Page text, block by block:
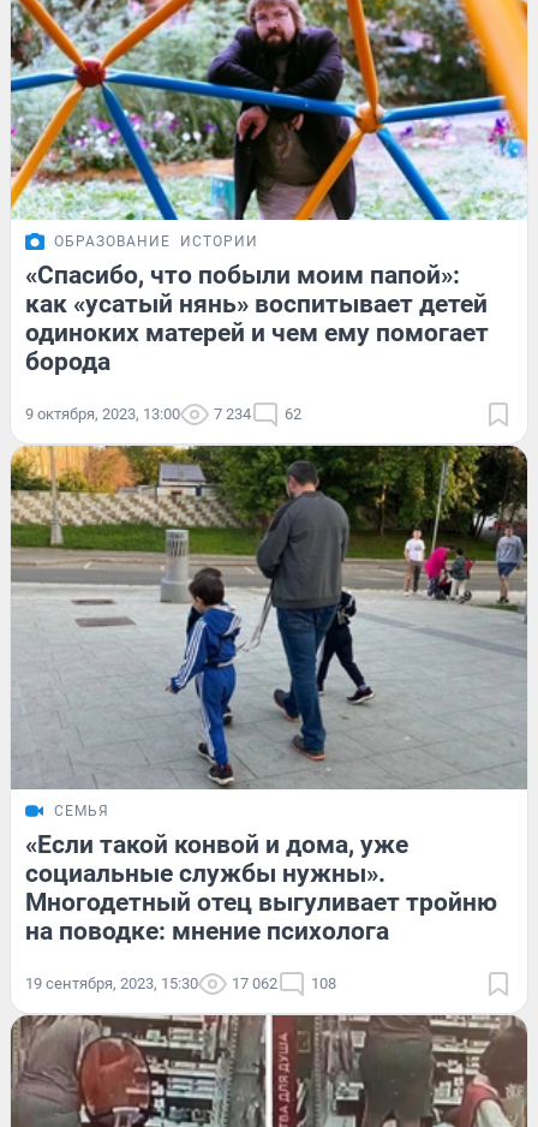
ОБРАЗОВАНИЕ ИСТОРИИ
«Спасибо, что побыли моим папой»:
как «усатый нянь» воспитывает детей
одиноких матерей и чем ему помогает
борода
9 октября, 2023, 13:00 7 234 62
СЕМЬЯ
«Если такой конвой и дома, уже
социальные службы нужны».
Многодетный отец выгуливает тройню
на поводке: мнение психолога
19 сентября, 2023, 15:30 17 062 108